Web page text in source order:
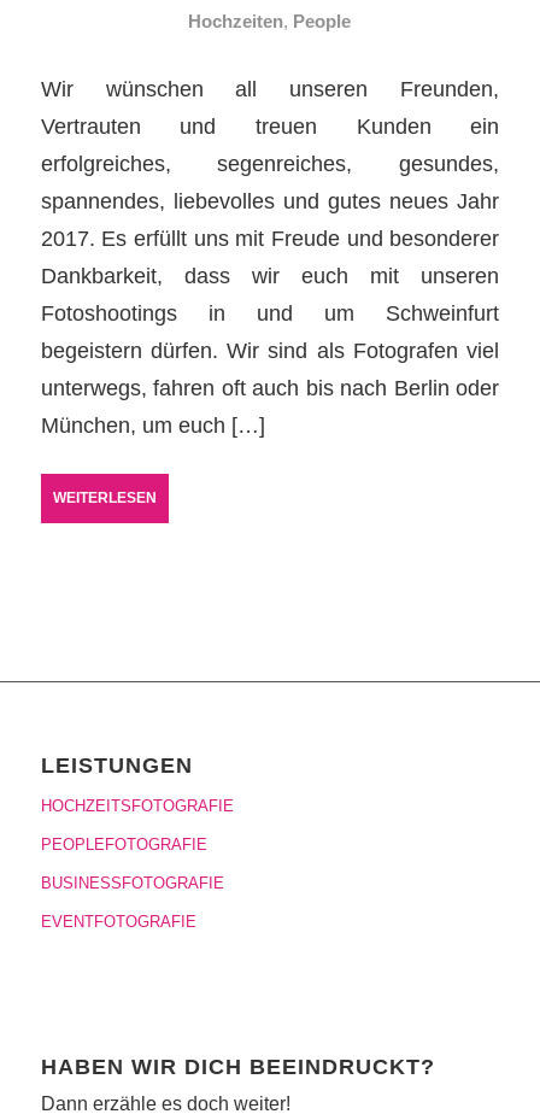
Hochzeiten, People
Wir wünschen all unseren Freunden,
Vertrauten und treuen Kunden ein
erfolgreiches, segenreiches, gesundes,
spannendes, liebevolles und gutes neues Jahr
2017. Es erfüllt uns mit Freude und besonderer
Dankbarkeit, dass wir euch mit unseren
Fotoshootings in und um Schweinfurt
begeistern dürfen. Wir sind als Fotografen viel
unterwegs, fahren oft auch bis nach Berlin oder
München, um euch […]
WEITERLESEN
LEISTUNGEN
HOCHZEITSFOTOGRAFIE
PEOPLEFOTOGRAFIE
BUSINESSFOTOGRAFIE
EVENTFOTOGRAFIE
HABEN WIR DICH BEEINDRUCKT?
Dann erzähle es doch weiter!